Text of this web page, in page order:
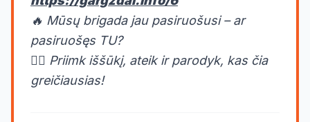
🔥 Mūsų brigada jau pasiruošusi – ar
pasiruošęs TU?
🏃‍♂️ Priimk iššūkį, ateik ir parodyk, kas čia
greičiausias!